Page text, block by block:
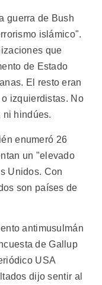
guerra de Bush
islámico".
que
de Estado
El resto eran
izquierdistas. No
ni hindúes.
enumeró 26
un "elevado
Unidos. Con
son países de
antimusulmán
de Gallup
USA
dijo sentir al